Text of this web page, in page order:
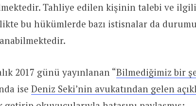
Tahliye edilen kişinin talebi ve
bu hükümlerde bazı istisnalar da
2017 günü yayınlanan “Bilmediğimiz bir
ise Deniz Seki’nin avukatından gelen